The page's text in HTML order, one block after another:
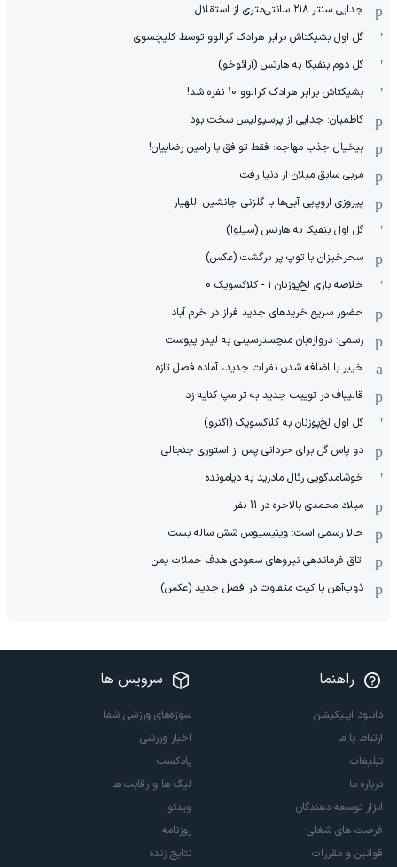
جدایی سنتر ۲۱۸ سانتی‌متری از استقلال
گل اول بشیکتاش برابر هرادک کرالوو توسط کلیچسوی
گل دوم بنفیکا به هارتس (آرائوخو)
بشیکتاش برابر هرادک کرالوو 10 نفره شد!
کاظمیان: جدایی از پرسپولیس سخت بود
بیخیال جذب مهاجم: فقط توافق با رامین رضاییان!
مربی سابق میلان از دنیا رفت
پیروزی اروپایی آبی‌ها با گلزنی جانشین اللهیار
گل اول بنفیکا به هارتس (سیلوا)
سحرخیزان با توپ پر برگشت (عکس)
خلاصه بازی لخ‌پوزنان 1 - کلاکسویک 0
حضور سریع خریدهای جدید فراز در خرم آباد
رسمی: دروازه‌بان منچسترسیتی به لیدز پیوست
خیبر با اضافه شدن نفرات جدید، آماده فصل تازه
قالیباف در توییت جدید به ترامپ کنایه زد
گل اول لخ‌پوزنان به کلاکسویک (آگنرو)
دو پاس گل برای حردانی پس از استوری جنجالی
خوشامدگویی رئال مادرید به دیامونده
میلاد محمدی بالاخره در 11 نفر
حالا رسمی است: وینیسیوس شش ساله بست
اتاق فرماندهی نیروهای سعودی هدف حملات یمن
ذوب‌آهن با کیت متفاوت در فصل جدید (عکس)
راهنما
دانلود اپلیکیشن
ارتباط با ما
تبلیغات
درباره ما
ابزار توسعه دهندگان
فرصت های شغلی
قوانین و مقررات
سرویس ها
سوژه‌های ورزشی شما
اخبار ورزشی
پادکست
لیگ ها و رقابت ها
ویدئو
روزنامه
نتایج زنده